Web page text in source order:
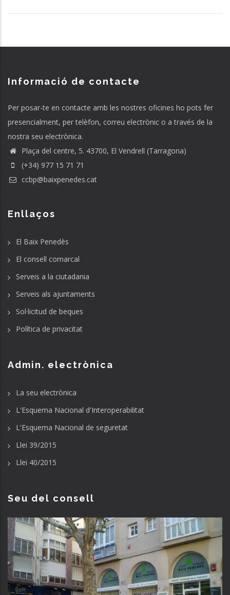
Informació de contacte
Per posar-te en contacte amb les nostres oficines ho pots fer
presencialment, per telèfon, correu electrònic o a través de la
nostra seu electrònica.
Plaça del centre, 5. 43700, El Vendrell (Tarragona)
(+34) 977 15 71 71
ccbp@baixpenedes.cat
Enllaços
El Baix Penedès
El consell comarcal
Serveis a la ciutadania
Serveis als ajuntaments
Sol·licitud de beques
Política de privacitat
Admin. electrònica
La seu electrònica
L'Esquema Nacional d'Interoperabilitat
L'Esquema Nacional de seguretat
Llei 39/2015
Llei 40/2015
Seu del consell